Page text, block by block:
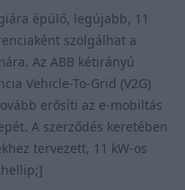
épülő, legújabb, 11
szolgálhat a
Az ABB kétirányú
Vehicle-To-Grid (V2G)
erősíti az e-mobiltás
A szerződés keretében
tervezett, 11 kW-os